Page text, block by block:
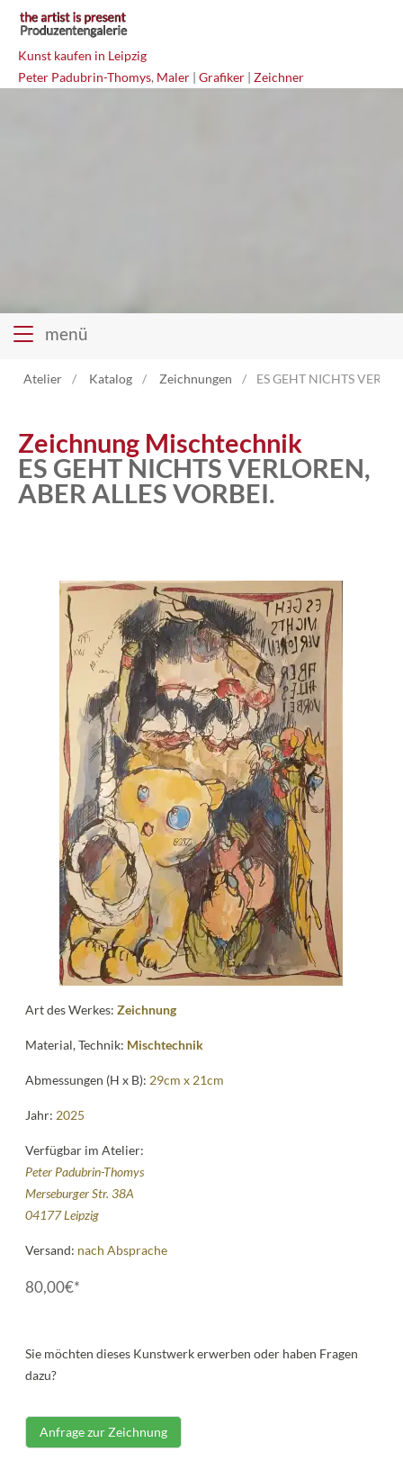
Kunst kaufen in Leipzig
Peter Padubrin-Thomys, Maler | Grafiker | Zeichner
menü
Atelier
Katalog
Vita
News
Kontakt
Atelier Katalog Zeichnungen ES GEHT NICHTS
Zeichnung Mischtechnik
ES GEHT NICHTS VERLOREN,
ABER ALLES VORBEI.
Art des Werkes:Zeichnung
Material, Technik: Mischtechnik
Abmessungen (H x B): 29cm x 21cm
Jahr: 2025
Verfügbar im Atelier:
Peter Padubrin-Thomys
Merseburger Str. 38A
04177 Leipzig
Versand: nach Absprache
80,00€*
Sie möchten dieses Kunstwerk erwerben oder haben Fragen
dazu?
Anfrage zur Zeichnung